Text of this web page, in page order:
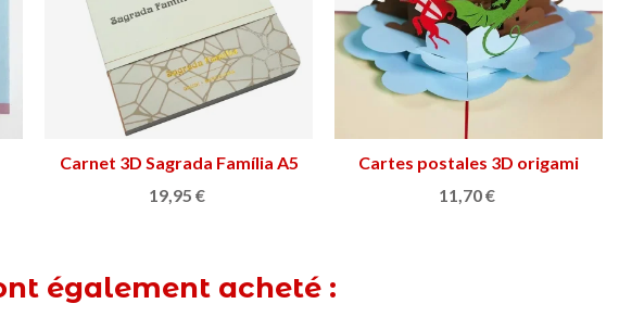
Afficher plus
Carnet Moleskine Casa Batlló
30,00 €
Afficher plus
Bloc-notes UNDO Executive
39,70 €